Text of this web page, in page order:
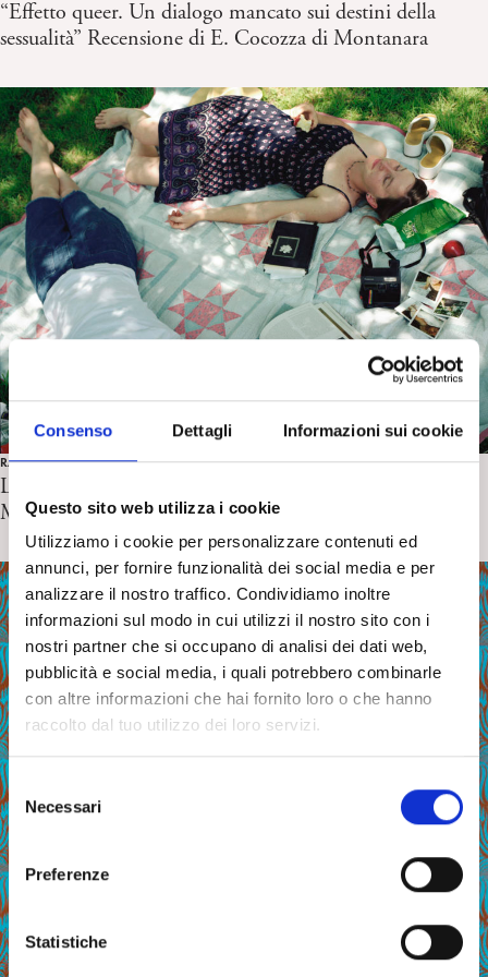
Consenso Dettagli Informazioni sui cookie
Questo sito web utilizza i cookie
Utilizziamo i cookie per personalizzare contenuti ed
annunci, per fornire funzionalità dei social media e per
analizzare il nostro traffico. Condividiamo inoltre
informazioni sul modo in cui utilizzi il nostro sito con i
nostri partner che si occupano di analisi dei dati web,
pubblicità e social media, i quali potrebbero combinarle
con altre informazioni che hai fornito loro o che hanno
raccolto dal tuo utilizzo dei loro servizi.
S
e
l
e
i
o
n
Necessari
Preferenze
Statistiche
“Effetto queer. Un dialogo mancato sui destini della
sessualità” Recensione di E. Cocozza di Montanara
RASSEGNA STAMPA
La percezione soggettiva di sé e la libertà del pensiero. il
Manifesto 4/3/2023 di S. Thanopulos